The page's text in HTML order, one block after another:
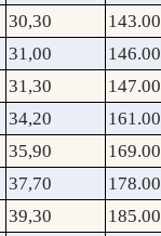
30,30 143.00
31,00 146.00
31,30 147.00
34,20 161.00
35,90 169.00
37,70 178.00
39,30 185.00